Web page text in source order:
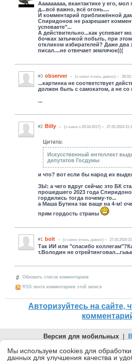
Ааааааааа, вкантактике у его,
д...всё важно, всё огонь....
И комментарий приближённой
Спиридонов не разрешает
успеваете"...
А действительно...как успевает
бочках затычкой побыть, при
откликом избирателей? Даже два
писал....не отвечает землячок(((
#3 observer (c нами очень давно)
...картинка не соответствует
должен быть с самокатом, а не со
...
#2 Billy (c нами с 03.04.2017) 27.02.2024
Цитата:
Искусственный интеллект
депутатов Госдумы
и что? вот если бы народ их
ЗЫ: а чего вдруг сейчас это БК
прошедшего 2023 года
гордились тогда почему-то...
а Маша Бутина так ваще на 4-м!
прям гордость страны
#1 bolt (c нами очень давно) 27.02.2024
Так ИИ или "спасибо
т.Володин не
Обновить список комментариев
RSS лента комментариев этой записи
Авторизуйтесь на сайте,
Версия для мобильных
© 2026 Беломорканал
Joomla!is Free Software released
Мы используем cookies для
данных для улучшения качества и